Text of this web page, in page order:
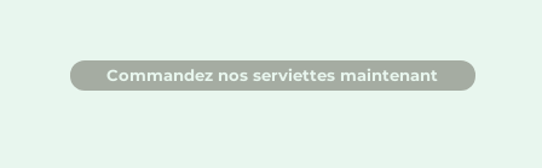
Commandez nos serviettes maintenant